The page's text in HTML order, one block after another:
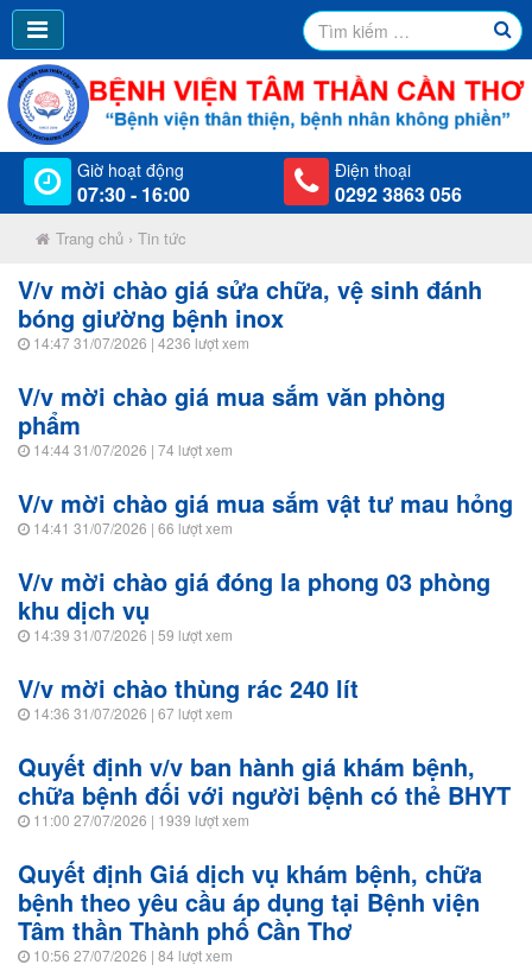
Giờ hoạt động
07:30 - 16:00
Điện thoại
0292 3863 056
Trang chủ › Tin tức
V/v mời chào giá sửa chữa, vệ sinh đánh
bóng giường bệnh inox
14:47 31/07/2026 | 4236 lượt xem
V/v mời chào giá mua sắm văn phòng
phẩm
14:44 31/07/2026 | 74 lượt xem
V/v mời chào giá mua sắm vật tư mau hỏng
14:41 31/07/2026 | 66 lượt xem
V/v mời chào giá đóng la phong 03 phòng
khu dịch vụ
14:39 31/07/2026 | 59 lượt xem
V/v mời chào thùng rác 240 lít
14:36 31/07/2026 | 67 lượt xem
Quyết định v/v ban hành giá khám bệnh,
chữa bệnh đối với người bệnh có thẻ BHYT
11:00 27/07/2026 | 1939 lượt xem
Quyết định Giá dịch vụ khám bệnh, chữa
bệnh theo yêu cầu áp dụng tại Bệnh viện
Tâm thần Thành phố Cần Thơ
10:56 27/07/2026 | 84 lượt xem